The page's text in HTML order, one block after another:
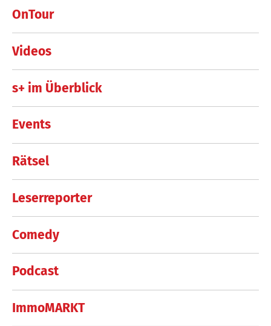
OnTour
Videos
s+ im Überblick
Events
Rätsel
Leserreporter
Comedy
Podcast
ImmoMARKT